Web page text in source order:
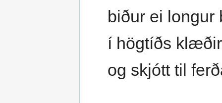
biður ei longur
í högtíðs
og skjótt til